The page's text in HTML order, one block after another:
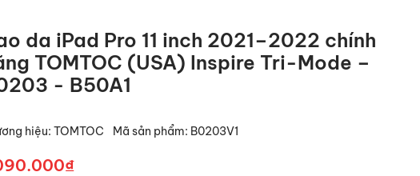
da iPad Pro 11 inch 2021–2022 chính
TOMTOC (USA) Inspire Tri-Mode –
- B50A1
hiệu: TOMTOC Mã sản phẩm: B0203V1